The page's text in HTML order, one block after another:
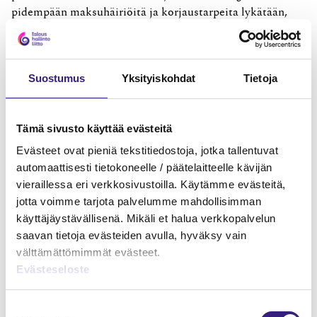
Suostumus Yksityiskohdat Tietoja
Tämä sivusto käyttää evästeitä
Evästeet ovat pieniä tekstitiedostoja, jotka tallentuvat
automaattisesti tietokoneelle / päätelaitteelle kävijän
vieraillessa eri verkkosivustoilla. Käytämme evästeitä,
jotta voimme tarjota palvelumme mahdollisimman
käyttäjäystävällisenä. Mikäli et halua verkkopalvelun
saavan tietoja evästeiden avulla, hyväksy vain
välttämättömimmät evästeet.
Evästeseloste
pidempään maksuhäiriöitä ja korjaustarpeita lykätään,
sitä vaikeammaksi tilanne muuttuu.
Asunto-osakeyhtiölakia uudistetaan
Taloyhtiöiden kasvavat talousongelmat heijastuvat myös
parhaillaan asunto‑osakeyhtiölain uudistusta, jossa
tavoitteena on ajantasaistaa lakia vastaamaan nykyisiä
kriisitilanteita. Lakihankkeessa korostuvat keinot puuttua
häiriötilanteisiin, selkeyttää asuntojen hallintaanottoa ja
mahdollistaa taloyhtiöiden hallittu alasajo tilanteissa,
joissa toiminnan jatkaminen ei ole enää taloudellisesti
realistista.
Uudistuksella ei puututa suoraan konkurssimenettelyyn,